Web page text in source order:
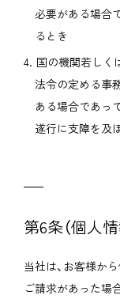
必要がある場合
るとき
国の機関若しく
法令の定める事
ある場合であっ
遂行に支障を及
第6条（個人
当社は、お客様か
ご請求があった場